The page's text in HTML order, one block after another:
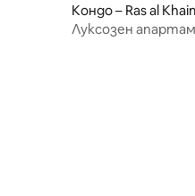
Кондо – Ras al
Луксозен